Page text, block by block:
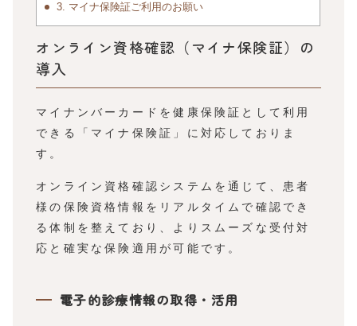
3. マイナ保険証ご利用のお願い
オンライン資格確認（マイナ保険証）の
導入
マイナンバーカードを健康保険証として利用
できる「マイナ保険証」に対応しておりま
す。​
オンライン資格確認システムを通じて、患者
様の保険資格情報をリアルタイムで確認でき
る体制を整えており、よりスムーズな受付対
応と確実な保険適用が可能です。
電子的診療情報の取得・活用